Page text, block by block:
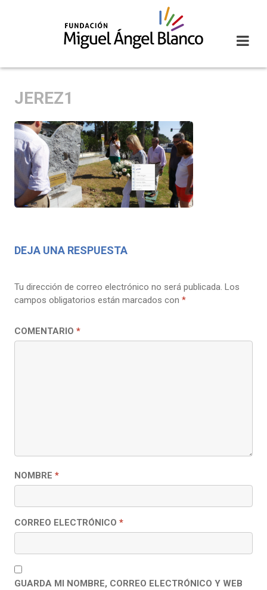
JEREZ1
DEJA UNA RESPUESTA
Tu dirección de correo electrónico no será publicada. Los
campos obligatorios están marcados con *
COMENTARIO *
NOMBRE *
CORREO ELECTRÓNICO *
GUARDA MI NOMBRE, CORREO ELECTRÓNICO Y WEB